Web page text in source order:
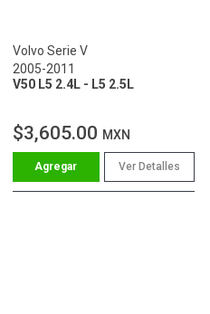
Volvo Serie V
2005-2011
V50 L5 2.4L - L5 2.5L
$3,605.00 MXN
Ver Detalles